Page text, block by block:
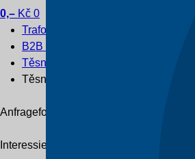
0,– Kč 0
Trafo CZ
B2B e-shop
Těsnící materiály
Těsnění ořech 22-12x14
Anfrageformular
Interessieren Sie sich für einen